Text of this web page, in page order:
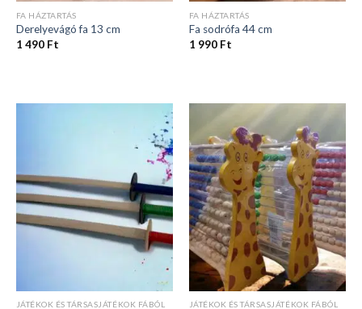
FA HÁZTARTÁS
Derelyevágó fa 13 cm
1 490 Ft
FA HÁZTARTÁS
Fa sodrófa 44 cm
1 990 Ft
JÁTÉKOK ÉS TÁRSASJÁTÉKOK FÁBÓL JÁTÉKOK ÉS TÁRSASJÁTÉKOK FÁBÓL